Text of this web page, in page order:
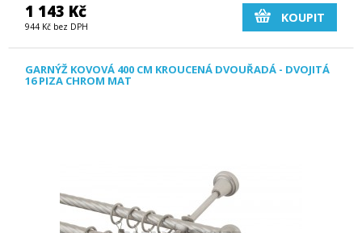
1 143 Kč
944 Kč bez DPH
KOUPIT
GARNÝŽ KOVOVÁ 400 CM KROUCENÁ DVOUŘADÁ - DVOJITÁ
16 PIZA CHROM MAT